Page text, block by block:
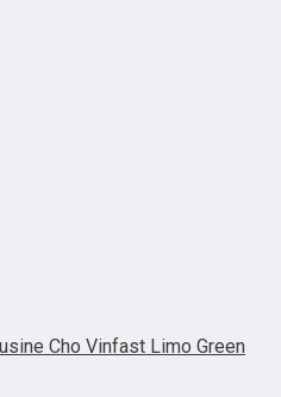
Cho Vinfast Limo Green